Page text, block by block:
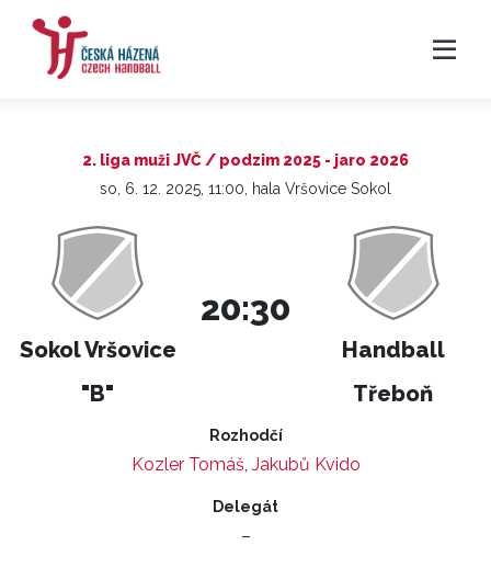
2. liga muži JVČ / podzim 2025 - jaro 2026
so, 6. 12. 2025, 11:00, hala Vršovice Sokol
Sokol Vršovice
"B"
20:30
Handball
Třeboň
Rozhodčí
Kozler Tomáš, Jakubů Kvido
Delegát
–